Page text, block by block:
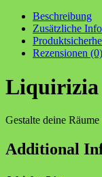
Beschreibung
Zusätzliche
Rezensionen (0)
Gestalte deine
Additional